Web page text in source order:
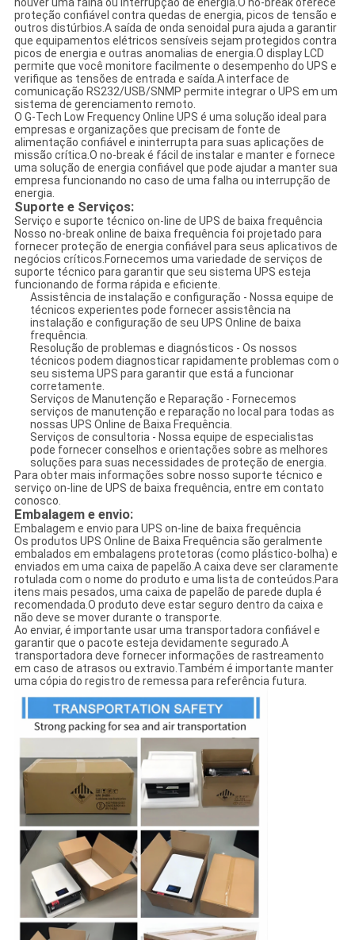
proteção confiável contra quedas de energia, picos de tensão e
outros distúrbios.A saída de onda senoidal pura ajuda a garantir
que equipamentos elétricos sensíveis sejam protegidos contra
picos de energia e outras anomalias de energia.O display LCD
permite que você monitore facilmente o desempenho do UPS e
verifique as tensões de entrada e saída.A interface de
comunicação RS232/USB/SNMP permite integrar o UPS em um
sistema de gerenciamento remoto.
O G-Tech Low Frequency Online UPS é uma solução ideal para
empresas e organizações que precisam de fonte de
alimentação confiável e ininterrupta para suas aplicações de
missão crítica.O no-break é fácil de instalar e manter e fornece
uma solução de energia confiável que pode ajudar a manter sua
empresa funcionando no caso de uma falha ou interrupção de
energia.
Suporte e Serviços:
Serviço e suporte técnico on-line de UPS de baixa frequência
Nosso no-break online de baixa frequência foi projetado para
fornecer proteção de energia confiável para seus aplicativos de
negócios críticos.Fornecemos uma variedade de serviços de
suporte técnico para garantir que seu sistema UPS esteja
funcionando de forma rápida e eficiente.
Assistência de instalação e configuração - Nossa equipe de
técnicos experientes pode fornecer assistência na
instalação e configuração de seu UPS Online de baixa
frequência.
Resolução de problemas e diagnósticos - Os nossos
técnicos podem diagnosticar rapidamente problemas com o
seu sistema UPS para garantir que está a funcionar
corretamente.
Serviços de Manutenção e Reparação - Fornecemos
serviços de manutenção e reparação no local para todas as
nossas UPS Online de Baixa Frequência.
Serviços de consultoria - Nossa equipe de especialistas
pode fornecer conselhos e orientações sobre as melhores
soluções para suas necessidades de proteção de energia.
Para obter mais informações sobre nosso suporte técnico e
serviço on-line de UPS de baixa frequência, entre em contato
conosco.
Embalagem e envio:
Embalagem e envio para UPS on-line de baixa frequência
Os produtos UPS Online de Baixa Frequência são geralmente
embalados em embalagens protetoras (como plástico-bolha) e
enviados em uma caixa de papelão.A caixa deve ser claramente
rotulada com o nome do produto e uma lista de conteúdos.Para
itens mais pesados, uma caixa de papelão de parede dupla é
recomendada.O produto deve estar seguro dentro da caixa e
não deve se mover durante o transporte.
Ao enviar, é importante usar uma transportadora confiável e
garantir que o pacote esteja devidamente segurado.A
transportadora deve fornecer informações de rastreamento
em caso de atrasos ou extravio.Também é importante manter
uma cópia do registro de remessa para referência futura.